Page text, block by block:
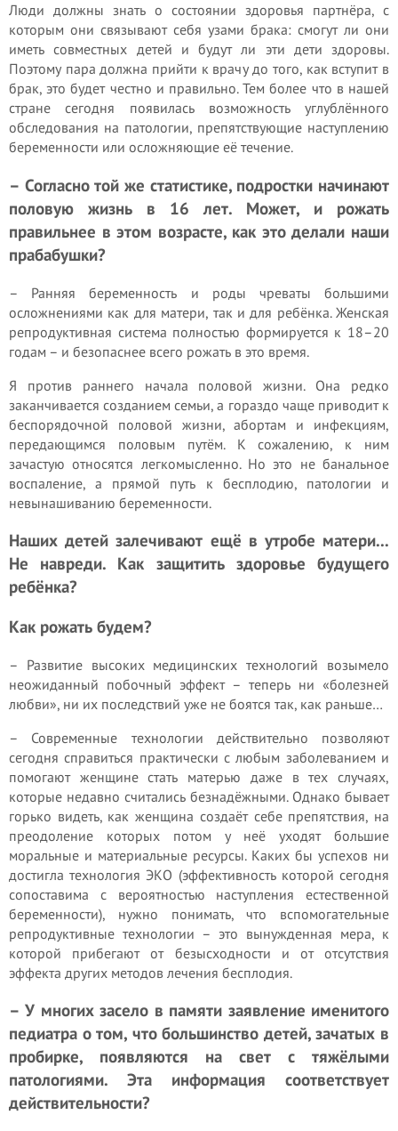
Люди должны знать о состоянии здоровья партнёра, с
которым они связывают себя узами брака: смогут ли они
иметь совместных детей и будут ли эти дети здоровы.
Поэтому пара должна прийти к врачу до того, как вступит в
брак, это будет честно и правильно. Тем более что в нашей
стране сегодня появилась возможность углублённого
обследования на патологии, препятствующие наступлению
беременности или осложняющие её течение.
– Согласно той же статистике, подростки начинают
половую жизнь в 16 лет. Может, и рожать
правильнее в этом возрасте, как это делали наши
прабабушки?
– Ранняя беременность и роды чреваты большими
осложнениями как для матери, так и для ребёнка. Женская
репродуктивная система полностью формируется к 18–20
годам – и безопаснее всего рожать в это время.
Я против раннего начала половой жизни. Она редко
заканчивается созданием семьи, а гораздо чаще приводит к
беспорядочной половой жизни, абортам и инфекциям,
передающимся половым путём. К сожалению, к ним
зачастую относятся легкомысленно. Но это не банальное
воспаление, а прямой путь к бесплодию, патологии и
невынашиванию беременности.
Наших детей залечивают ещё в утробе матери...
Не навреди. Как защитить здоровье будущего
ребёнка?
Как рожать будем?
– Развитие высоких медицинских технологий возымело
неожиданный побочный эффект – теперь ни «болезней
любви», ни их последствий уже не боятся так, как раньше…
– Современные технологии действительно позволяют
сегодня справиться практически с любым заболеванием и
помогают женщине стать матерью даже в тех случаях,
которые недавно считались безнадёжными. Однако бывает
горько видеть, как женщина создаёт себе препятствия, на
преодоление которых потом у неё уходят большие
моральные и материальные ресурсы. Каких бы успехов ни
достигла технология ЭКО (эффективность которой сегодня
сопоставима с вероятностью наступления естественной
беременности), нужно понимать, что вспомогательные
репродуктивные технологии – это вынужденная мера, к
которой прибегают от безысходности и от отсутствия
эффекта других методов лечения бесплодия.
– У многих засело в памяти заявление именитого
педиатра о том, что большинство детей, зачатых в
пробирке, появляются на свет с тяжёлыми
патологиями. Эта информация соответствует
действительности?